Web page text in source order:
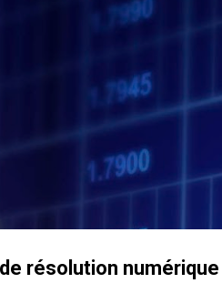
résolution numérique